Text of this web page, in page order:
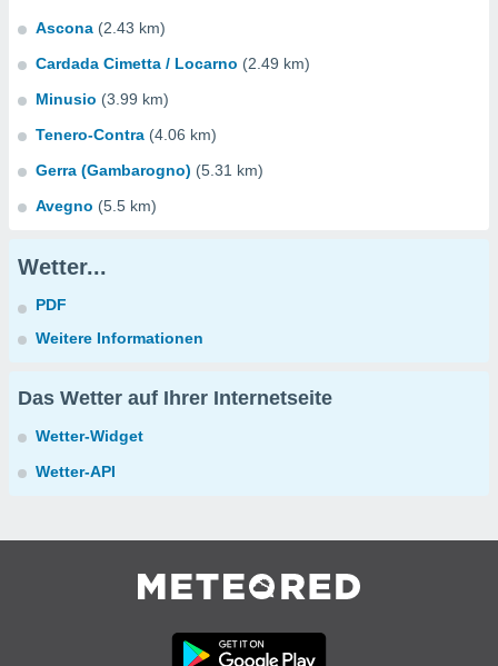
Ascona (2.43 km)
Cardada Cimetta / Locarno (2.49 km)
Minusio (3.99 km)
Tenero-Contra (4.06 km)
Gerra (Gambarogno) (5.31 km)
Avegno (5.5 km)
Wetter...
PDF
Weitere Informationen
Das Wetter auf Ihrer Internetseite
Wetter-Widget
Wetter-API